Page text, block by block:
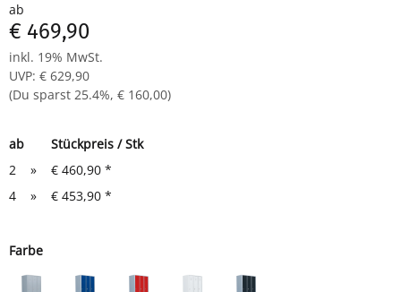
Drehriegelverschluss für Vorhangschloss
Maße: H 1800 x B 1185 x T 500 mm
Komplett montiert und verschweißt - sofort einsatzbereit
ab
€ 469,90
inkl. 19% MwSt.
UVP: € 629,90
(Du sparst 25.4%, € 160,00)
ab
Stückpreis / Stk
2
» € 460,90 *
4
» € 453,90 *
Farbe